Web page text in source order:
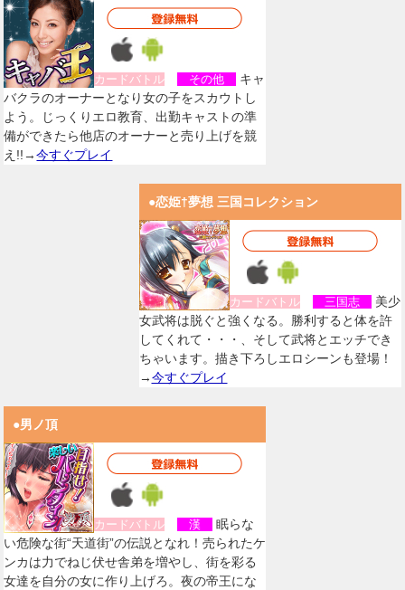
カードバトル その他
キャ
バクラのオーナーとなり女の子をスカウトし
よう。じっくりエロ教育、出勤キャストの準
備ができたら他店のオーナーと売り上げを競
え!!→今すぐプレイ
●恋姫†夢想 三国コレクション
カードバトル 三国志
美少
女武将は脱ぐと強くなる。勝利すると体を許
してくれて・・・、そして武将とエッチでき
ちゃいます。描き下ろしエロシーンも登場！
→今すぐプレイ
●男ノ頂
カードバトル 漢
眠らな
い危険な街“天道街”の伝説となれ！売られたケ
ンカは力でねじ伏せ舎弟を増やし、街を彩る
女達を自分の女に作り上げろ。夜の帝王にな